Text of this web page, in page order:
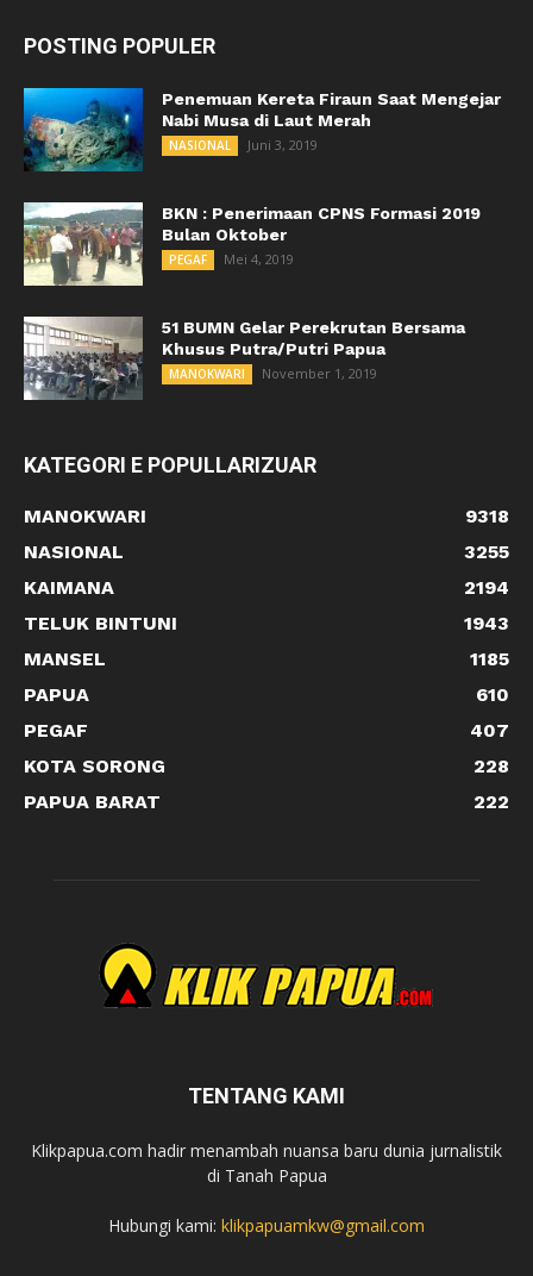
POSTING POPULER
Penemuan Kereta Firaun Saat Mengejar
Nabi Musa di Laut Merah
NASIONAL Juni 3, 2019
BKN : Penerimaan CPNS Formasi 2019
Bulan Oktober
PEGAF Mei 4, 2019
51 BUMN Gelar Perekrutan Bersama
Khusus Putra/Putri Papua
MANOKWARI November 1, 2019
KATEGORI E POPULLARIZUAR
MANOKWARI
9318
NASIONAL
3255
KAIMANA
2194
TELUK BINTUNI
1943
MANSEL
1185
PAPUA
610
PEGAF
407
KOTA SORONG
228
PAPUA BARAT
222
TENTANG KAMI
Klikpapua.com hadir menambah nuansa baru dunia jurnalistik
di Tanah Papua
Hubungi kami: klikpapuamkw@gmail.com